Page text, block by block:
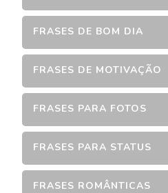
FRASES DE BOM DIA
FRASES DE MOTIVAÇÃO
FRASES PARA FOTOS
FRASES PARA STATUS
FRASES ROMÂNTICAS